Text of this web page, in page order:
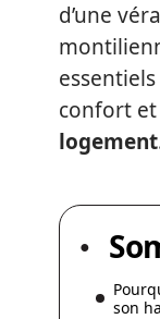
d’une
confort et
logement
son